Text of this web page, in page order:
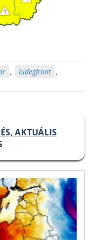
, hidegfront ,
AKTUÁLIS